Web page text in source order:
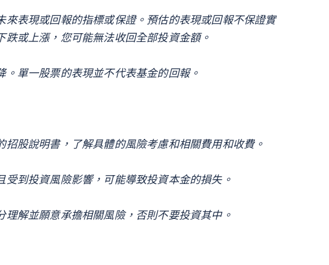
表現或回報的指標或保證。預估的表現或回報不保證實
或上漲，您可能無法收回全部投資金額。
單一股票的表現並不代表基金的回報。
股說明書，了解具體的風險考慮和相關費用和收費。
到投資風險影響，可能導致投資本金的損失。
解並願意承擔相關風險，否則不要投資其中。